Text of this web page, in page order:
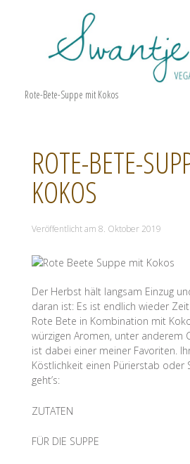
Rote-Bete-Suppe mit Kokos
ROTE-BETE-
KOKOS
Veröffentlicht am 8. Oktober 2019
Der Herbst hält langsam Einzug
daran ist: Es ist endlich wieder
Rote Bete in Kombination mit
würzigen Aromen, unter anderem
ist dabei einer meiner Favoriten.
Köstlichkeit einen Pürierstab oder
geht’s:
ZUTATEN
FÜR DIE SUPPE